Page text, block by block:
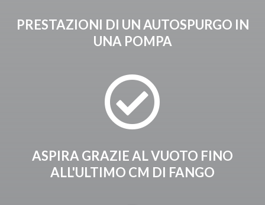
PRESTAZIONI DI UN AUTOSPURGO IN
UNA POMPA

ASPIRA GRAZIE AL VUOTO FINO
ALL'ULTIMO CM DI FANGO